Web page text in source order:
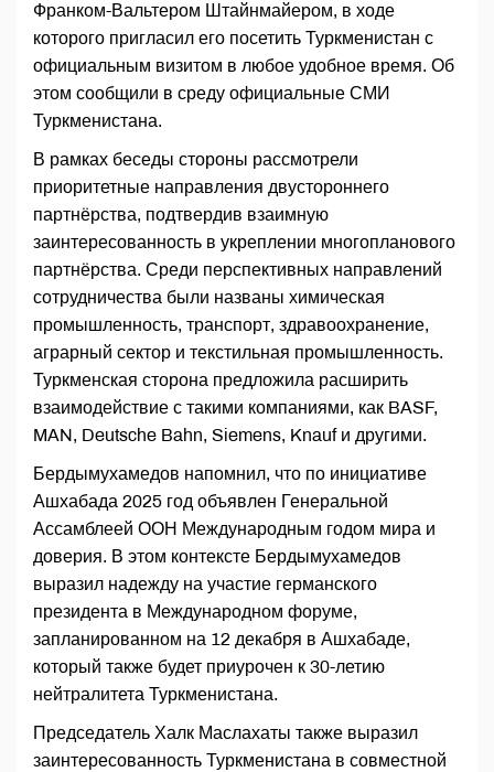
Франком-Вальтером Штайнмайером, в ходе
которого пригласил его посетить Туркменистан с
официальным визитом в любое удобное время. Об
этом сообщили в среду официальные СМИ
Туркменистана.
В рамках беседы стороны рассмотрели
приоритетные направления двустороннего
партнёрства, подтвердив взаимную
заинтересованность в укреплении многопланового
партнёрства. Среди перспективных направлений
сотрудничества были названы химическая
промышленность, транспорт, здравоохранение,
аграрный сектор и текстильная промышленность.
Туркменская сторона предложила расширить
взаимодействие с такими компаниями, как BASF,
MAN, Deutsche Bahn, Siemens, Knauf и другими.
Бердымухамедов напомнил, что по инициативе
Ашхабада 2025 год объявлен Генеральной
Ассамблеей ООН Международным годом мира и
доверия. В этом контексте Бердымухамедов
выразил надежду на участие германского
президента в Международном форуме,
запланированном на 12 декабря в Ашхабаде,
который также будет приурочен к 30-летию
нейтралитета Туркменистана.
Председатель Халк Маслахаты также выразил
заинтересованность Туркменистана в совместной